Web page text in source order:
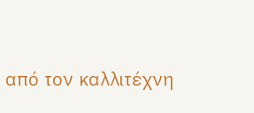
τον καλλιτέχνη